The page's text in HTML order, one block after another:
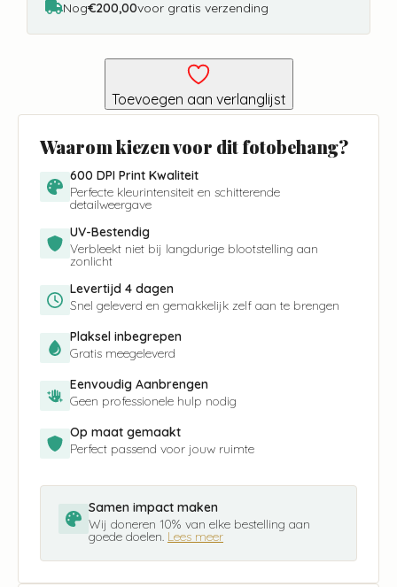
Violet-
Blue
€ 655,79
Nog€200,00voor gratis verzending
Toevoegen aan verlanglijst
Waarom kiezen voor dit fotobehang?
600 DPI Print Kwaliteit
Perfecte kleurintensiteit en schitterende
detailweergave
UV-Bestendig
Verbleekt niet bij langdurige blootstelling aan
zonlicht
Levertijd 4 dagen
Snel geleverd en gemakkelijk zelf aan te brengen
Plaksel inbegrepen
Gratis meegeleverd
Eenvoudig Aanbrengen
Geen professionele hulp nodig
Op maat gemaakt
Perfect passend voor jouw ruimte
Samen impact maken
Wij doneren 10% van elke bestelling aan
goede doelen. Lees meer